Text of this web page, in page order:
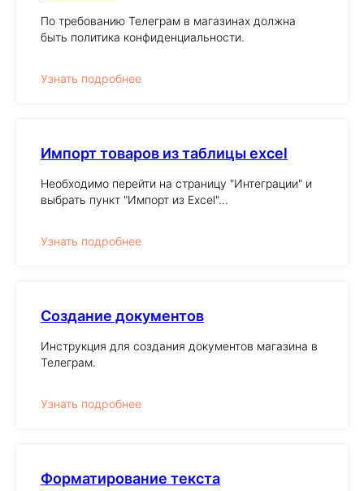
По требованию Телеграм в магазинах должна
быть политика конфиденциальности.
Узнать подробнее
Импорт товаров из таблицы excel
Необходимо перейти на страницу "Интеграции" и
выбрать пункт "Импорт из Excel"...
Узнать подробнее
Создание документов
Инструкция для создания документов магазина в
Телеграм.
Узнать подробнее
Форматирование текста